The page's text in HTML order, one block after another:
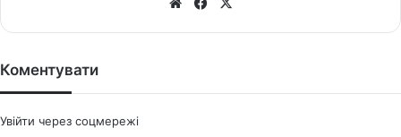
Коментувати
Увійти через соцмережі